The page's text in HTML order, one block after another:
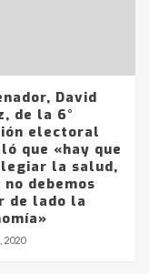
David
de la 6°
electoral
que «hay que
la salud,
no debemos
de lado la
2020
en
hasta Axion
Bahía
vendrá
gran parte